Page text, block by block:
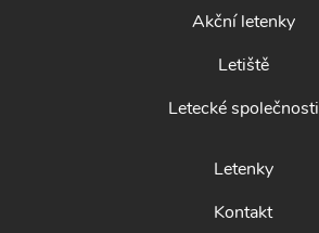
Akční letenky
Letiště
Letecké společnosti
Letenky
Kontakt